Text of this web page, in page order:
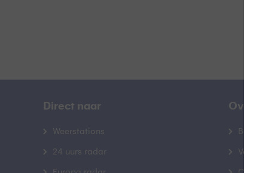
Direct naar
Weerstations
24 uurs radar
Over